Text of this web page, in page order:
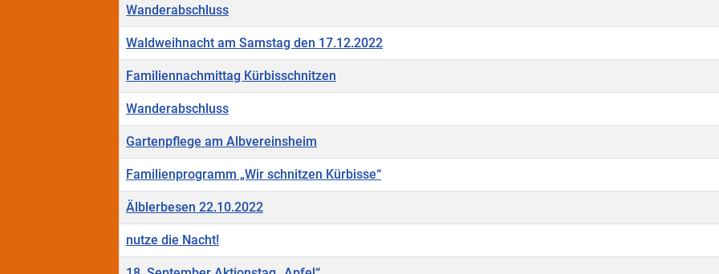
Titel
Wanderabschluss
Waldweihnacht am Samstag den 17.12.2022
Familiennachmittag Kürbisschnitzen
Wanderabschluss
Gartenpflege am Albvereinsheim
Familienprogramm „Wir schnitzen Kürbisse“
Älblerbesen 22.10.2022
nutze die Nacht!